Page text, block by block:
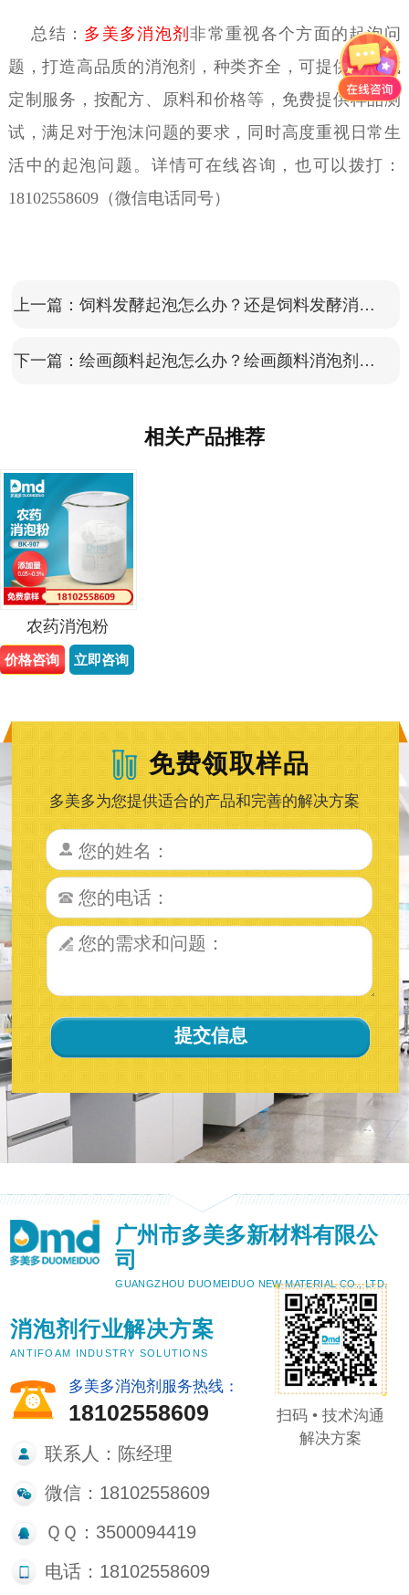
总结： 多美多消泡剂非常重视各个方面的起泡问
题，打造高品质的消泡剂，种类齐全，可提供一站式
定制服务，按配方、原料和价格等，免费提供样品测
试，满足对于泡沫问题的要求，同时高度重视日常生
活中的起泡问题。详情可在线咨询，也可以拨打：
18102558609（微信电话同号）
上一篇： 饲料发酵起泡怎么办？还是饲料发酵消泡剂可靠
下一篇： 绘画颜料起泡怎么办？绘画颜料消泡剂一招搞定
相关产品推荐
农药消泡粉
价格咨询 立即咨询
免费领取样品
多美多为您提供适合的产品和完善的解决方案
广州市多美多新材料有限公
司
GUANGZHOU DUOMEIDUO NEW MATERIAL CO., LTD.
消泡剂行业解决方案
ANTIFOAM INDUSTRY SOLUTIONS
多美多消泡剂服务热线：
18102558609
联系人：陈经理
微信：18102558609
ＱＱ：3500094419
电话：18102558609
扫码 • 技术沟通
解决方案